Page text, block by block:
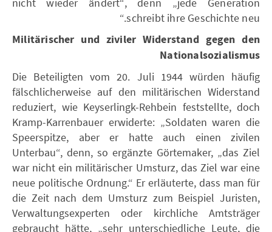
schreibt ihre Geschichte neu.“
Militärischer und ziviler Widerstand gegen den
Nationalsozialismus
Die Beteiligten vom 20. Juli 1944 würden häufig
fälschlicherweise auf den militärischen Widerstand
reduziert, wie Keyserlingk-Rehbein feststellte, doch
Kramp-Karrenbauer erwiderte: „Soldaten waren die
Speerspitze, aber er hatte auch einen zivilen
Unterbau“, denn, so ergänzte Görtemaker, „das Ziel
war nicht ein militärischer Umsturz, das Ziel war eine
neue politische Ordnung.“ Er erläuterte, dass man für
die Zeit nach dem Umsturz zum Beispiel Juristen,
Verwaltungsexperten oder kirchliche Amtsträger
gebraucht hätte, „sehr unterschiedliche Leute, die